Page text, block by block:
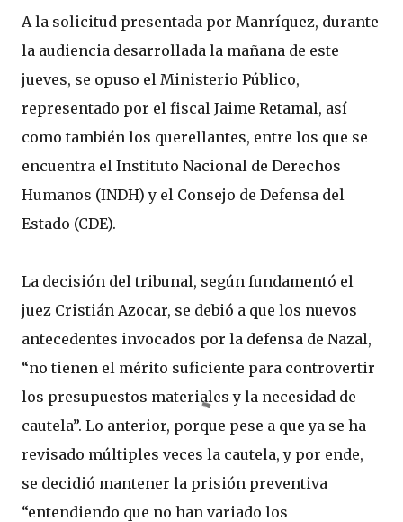
A la solicitud presentada por Manríquez, durante
la audiencia desarrollada la mañana de este
jueves, se opuso el Ministerio Público,
representado por el fiscal Jaime Retamal, así
como también los querellantes, entre los que se
encuentra el Instituto Nacional de Derechos
Humanos (INDH) y el Consejo de Defensa del
Estado (CDE).
La decisión del tribunal, según fundamentó el
juez Cristián Azocar, se debió a que los nuevos
antecedentes invocados por la defensa de Nazal,
“no tienen el mérito suficiente para controvertir
los presupuestos materiales y la necesidad de
cautela”. Lo anterior, porque pese a que ya se ha
revisado múltiples veces la cautela, y por ende,
se decidió mantener la prisión preventiva
“entendiendo que no han variado los